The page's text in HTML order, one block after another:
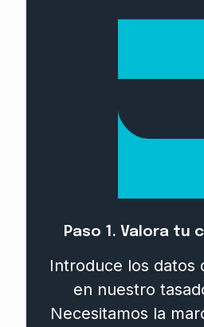
Paso 1. Valora tu
Introduce los datos
en nuestro
Necesitamos la